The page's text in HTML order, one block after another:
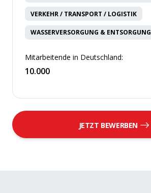
VERKEHR / TRANSPORT / LOGISTIK
WASSERVERSORGUNG & ENTSORGUNG
Mitarbeitende in Deutschland:
10.000
JETZT BEWERBEN